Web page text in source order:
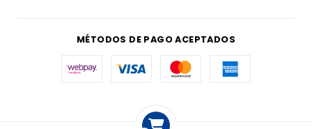
MÉTODOS DE PAGO ACEPTADOS